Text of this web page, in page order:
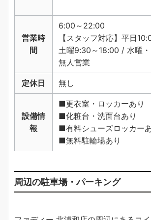
営業時
間
6:00～22:00
【スタッフ対応】平日
土曜9:30～18:00 / 水曜
無人営業
定休日 無し
設備情
報
■更衣室・ロッカーあり
■化粧台・洗面台あり
■有料シューズロッカー
■無料駐輪場あり
周辺の駐車場・パーキング